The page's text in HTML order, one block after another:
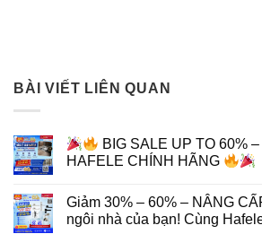
BÀI VIẾT LIÊN QUAN
BIG SALE UP TO 60%
HAFELE CHÍNH HÃNG
Giảm 30% – 60% – NÂNG
ngôi nhà của bạn! Cùng